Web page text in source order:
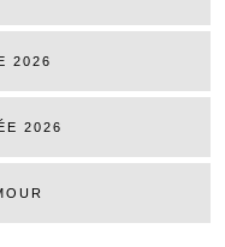
2026
2026